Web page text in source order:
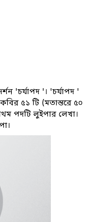
'চর্যাপদ '। 'চর্যাপদ '
৫১ টি (মতান্তরে ৫০
পদটি লুইপার লেখা।